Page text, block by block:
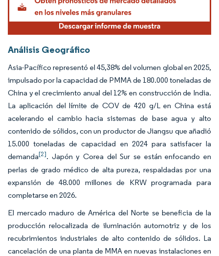
Análisis Geográfico
Asia-Pacífico representó el 45,38% del volumen global en 2025,
impulsado por la capacidad de PMMA de 180.000 toneladas de
China y el crecimiento anual del 12% en construcción de India.
La aplicación del límite de COV de 420 g/L en China está
acelerando el cambio hacia sistemas de base agua y alto
contenido de sólidos, con un productor de Jiangsu que añadió
15.000 toneladas de capacidad en 2024 para satisfacer la
demanda[2]. Japón y Corea del Sur se están enfocando en
perlas de grado médico de alta pureza, respaldadas por una
expansión de 48.000 millones de KRW programada para
completarse en 2026.
El mercado maduro de América del Norte se beneficia de la
producción relocalizada de iluminación automotriz y de los
recubrimientos industriales de alto contenido de sólidos. La
cancelación de una planta de MMA en nuevas instalaciones en